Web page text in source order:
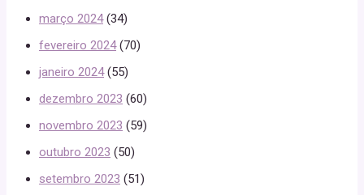
março 2024(34)
fevereiro 2024(70)
janeiro 2024(55)
dezembro 2023 (60)
novembro 2023 (59)
outubro 2023 (50)
setembro 2023 (51)